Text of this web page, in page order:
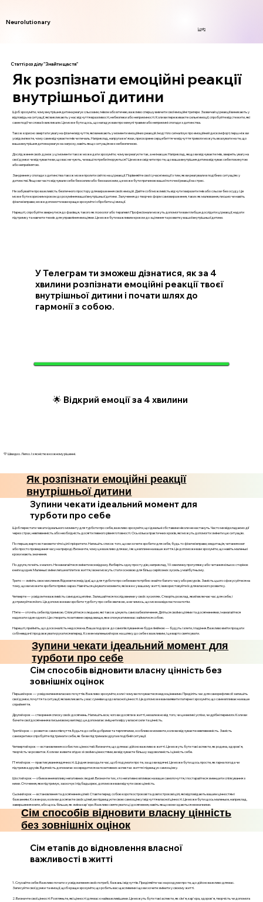
Neurolutionary
Login
Статті розділу "Знайти щастя"
Як розпізнати емоційні реакції
внутрішньої дитини
Щоб зрозуміти, чому внутрішня дитина реагує сльозами, гнівом або втечею, важливо спершу вивчити свої емоційні тригери. Зазвичай ці реакції виникають у
відповідь на ситуації, які викликають у нас відчуття вразливості, небезпеки або неприємності. Коли ви переживаєте сильні емоції, спробуйте відстежити, які
саме події чи слова їх викликали. Це може бути щось, що нагадує вам про минулі травми або неприємні спогади з дитинства.
Також корисно звертати увагу на фізичні відчуття, які виникають у моменти емоційних реакцій. Іноді тіло сигналізує про емоційний дискомфорт, перш ніж ви
усвідомлюєте, чому саме відчуваєте гнів чи печаль. Наприклад, напруга в м'язах, прискорене серцебиття чи відчуття тривоги можуть вказувати на те, що
ваша внутрішня дитина реагує на загрозу, навіть якщо ситуація не є небезпечною.
Дослідження своїх думок у ці моменти також може дати зрозуміти, чому ви реагуєте так, а не інакше. Наприклад, якщо ви відчуваєте гнів, зверніть увагу на
свої думки: чи відчуваєте ви, що вас не чують, чи ваші потреби ігноруються? Це може свідчити про те, що ваша внутрішня дитина відчуває себе покинутою
або неприйнятою.
Занурення у спогади з дитинства також може пролити світло на ці реакції. Порівняйте свої сучасні емоції з тим, як ви реагували в подібних ситуаціях у
дитинстві. Якщо ви часто відчували себе безсилим або беззахисним, це може бути причиною вашої поточної реакції на стрес.
Не забувайте про важливість безпечного простору для вираження своїх емоцій. Дайте собі можливість відчути і виразити гнів або сльози без осуду. Це
може бути корисним кроком до розуміння вашої внутрішньої дитини. Залучення до творчих форм самовираження, таких як малювання, письмо чи навіть
фізичні вправи, може допомогти вам краще зрозуміти і обробити ці емоції.
Нарешті, спробуйте звернутися до фахівця, такого як психолог або терапевт. Професіонали можуть допомогти вам глибше дослідити ці реакції, надати
підтримку та навчити технік для управління емоціями. Це може бути важливим кроком до зцілення та розвитку вашої внутрішньої дитини.
У Телеграм ти зможеш дізнатися, як за 4
хвилини розпізнати емоційні реакції твоєї
внутрішньої дитини і почати шлях до
гармонії з собою.
🌟 Відкрий емоції за 4 хвилини
💛 Швидко. Легко. І з ясністю в кожному рішенні.
Як розпізнати емоційні реакції
внутрішньої дитини
Зупини чекати ідеальний момент для
турботи про себе
Щоб перестати чекати ідеального моменту для турботи про себе, важливо зрозуміти, що ідеальні обставини ніколи не настануть. Часто ми відкладаємо дії
через страх, невпевненість або необхідність досягти певного рівня готовності. Ось кілька практичних кроків, які можуть допомогти змінити цю ситуацію.
По-перше, варто встановити чіткі цілі і пріоритети. Напишіть список того, що ви хочете зробити для себе, будь то фізичні вправи, медитація, читання книг
або просто проведення часу на природі. Визначте, чому це важливо для вас, і як це вплине на ваше життя. Це допоможе вам зрозуміти, що навіть маленькі
кроки мають значення.
По-друге, почніть з малого. Не намагайтеся змінити все відразу. Виберіть одну просту дію, наприклад, 10-хвилинну прогулянку або читання кількох сторінок
книги щодня. Маленькі зміни легше втілити в життя, і вони можуть стати основою для більш серйозних зусиль у майбутньому.
Третє — змініть своє мислення. Відмовтеся від ідеї, що для турботи про себе вам потрібно знайти багато часу або ресурсів. Замість цього сфокусуйтеся на
тому, що ви можете зробити прямо зараз. Навчіться цінувати моменти, які вже є у вашому житті, і використовуйте їх для власного розвитку.
Четверте — усвідомте важливість самодисципліни. Залишайтеся послідовними у своїх зусиллях. Створіть розклад, який включає час для себе, і
дотримуйтеся його. Це допоможе вам зробити турботу про себе звичкою, а не чимось, що можна відкласти на потім.
П’яте — оточіть себе підтримкою. Спілкуйтеся з людьми, які також цінують самозабезпечення. Діліться своїми цілями та досягненнями, і намагайтеся
надихати один одного. Це створить позитивне середовище, яке спонукатиме вас займатися собою.
Нарешті, прийміть, що досконалість недосяжна. Ваша подорож до самопіклування не буде лінійною — будуть і злети, і падіння. Важливо вміти прощати
собі невдачі і продовжувати рухатися вперед. Кожен маленький крок на шляху до себе є важливим, і це варто святкувати.
Зупини чекати ідеальний момент для
турботи про себе
Сім способів відновити власну цінність без
зовнішніх оцінок
Перший крок — усвідомлення власних почуттів. Важливо зрозуміти, коли і чому ви почуваєтеся недооціненими. Приділіть час для саморефлексії: запишіть
свої думки, почуття та ситуації, які викликають у вас сумніви щодо власної цінності. Це допоможе вам виявити патерни і зрозуміти, що саме впливає на ваше
сприйняття.
Другий крок — створення списку своїх досягнень. Напишіть все, чого ви досягли в житті, незалежно від того, чи це великі успіхи, чи дрібні перемоги. Коли ви
бачите свої досягнення в письмовому вигляді, це допомагає зміцнити віру у власні сили та цінність.
Третій крок — розвиток самоспівчуття. Будьте до себе добрими та терплячими, особливо в моменти, коли ви відчуваєте невпевненість. Замість
самокритики спробуйте підтримати себе, як би ви підтримали друга в подібній ситуації.
Четвертий крок — встановлення особистих цінностей. Визначте, що для вас дійсно важливо в житті. Це можуть бути такі аспекти, як родина, здоров'я,
творчість чи розвиток. Коли ви живете згідно зі своїми цінностями, ви відчуваєте більшу задоволеність і цінність себе.
П'ятий крок — практикування вдячності. Щодня знаходьте час, щоб подумати про те, за що ви вдячні. Це може бути щось просте, як гарна погода чи
підтримка друзів. Вдячність допомагає зосередитися на позитивних аспектах життя і підвищує самооцінку.
Шостий крок — обмеження впливу негативних людей. Визначте тих, хто негативно впливає на ваше самопочуття, і постарайтеся зменшити спілкування з
ними. Оточення, яке підтримує, заохочує і підбадьорює, допоможе вам відчути свою цінність.
Сьомий крок — встановлення та досягнення цілей. Ставте перед собою короткострокові та довгострокові цілі, які відповідають вашим цінностям і
бажанням. Кожен раз, коли ви досягаєте своїх цілей, ви підвищуєте свою самооцінку і відчуття власної цінності. Це може бути щось маленьке, наприклад,
завершення книги, або щось більше, як зміна кар'єри. Важливо святкувати ці досягнення, навіть якщо вони здаються незначними.
Сім способів відновити власну цінність
без зовнішніх оцінок
Сім етапів до відновлення власної
важливості в житті
1. Слухайте себе: Важливо почати з усвідомлення своїх потреб, бажань і відчуттів. Приділяйте час на роздуми про те, що дійсно важливо для вас.
Записуйте свої думки та емоції, щоб краще зрозуміти, що робить вас щасливими і що ви хочете змінити у своєму житті.
2. Визначте свої цінності: Розгляньте, які цінності для вас є найважливішими. Це можуть бути такі аспекти, як сім'я, кар'єра, здоров'я, творчість чи допомога